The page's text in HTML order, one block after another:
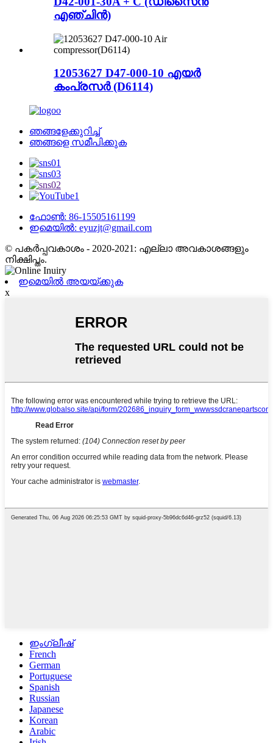
എഞ്ചിൻ)
12053627 D47-000-10 എയർ
കംപ്രസർ (D6114)
ഞങ്ങളേക്കുറിച്ച്
ഞങ്ങളെ സമീപിക്കുക
ഫോൺ: 86-15505161199
ഇമെയിൽ: eyuzjt@gmail.com
© പകർപ്പവകാശം - 2020-2021: എല്ലാ അവകാശങ്ങളും
നിക്ഷിപ്തം.
ഇമെയിൽ അയയ്ക്കുക
x
ഇംഗ്ലീഷ്
French
German
Portuguese
Spanish
Russian
Japanese
Korean
Arabic